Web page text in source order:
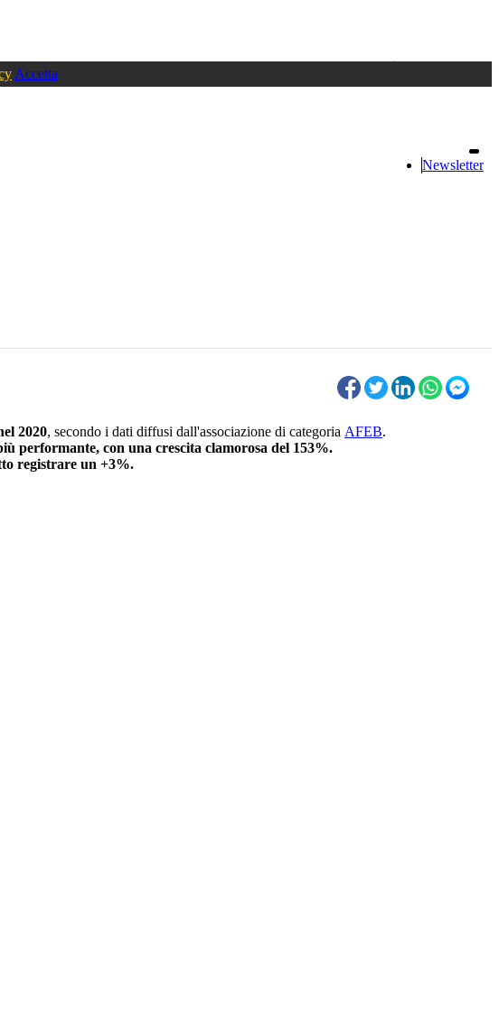
Accedioppure registrati
Accetta
Newsletter
2020, secondo i dati diffusi dall'associazione di categoria AFEB.
performante, con una crescita clamorosa del 153%.
registrare un +3%.